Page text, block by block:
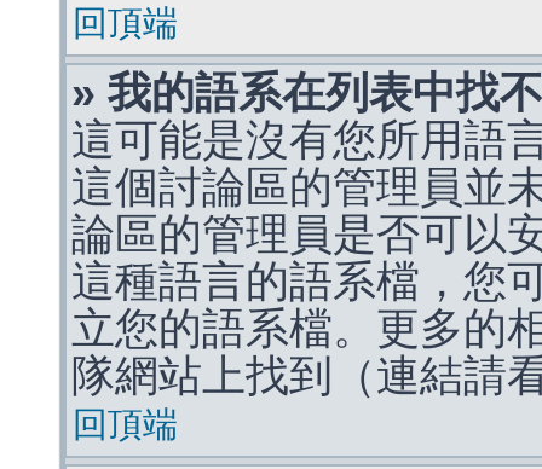
回頂端
» 我的語系在列表中找
這可能是沒有您所用語
這個討論區的管理員並
論區的管理員是否可以
這種語言的語系檔，您
立您的語系檔。更多的
隊網站上找到（連結請
回頂端